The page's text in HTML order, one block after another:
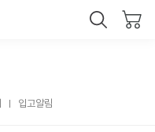
입고알림